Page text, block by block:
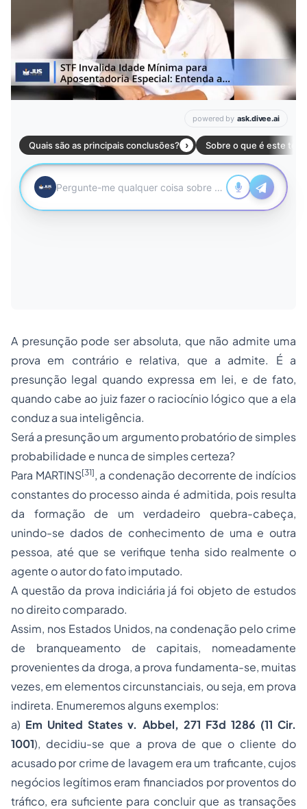
A presunção pode ser absoluta, que não admite uma
prova em contrário e relativa, que a admite. É a
presunção legal quando expressa em lei, e de fato,
quando cabe ao juiz fazer o raciocínio lógico que a ela
conduz a sua inteligência.
Será a presunção um argumento probatório de simples
probabilidade e nunca de simples certeza?
Para MARTINS[31], a condenação decorrente de indícios
constantes do processo ainda é admitida, pois resulta
da formação de um verdadeiro quebra-cabeça,
unindo-se dados de conhecimento de uma e outra
pessoa, até que se verifique tenha sido realmente o
agente o autor do fato imputado.
A questão da prova indiciária já foi objeto de estudos
no direito comparado.
Assim, nos Estados Unidos, na condenação pelo crime
de branqueamento de capitais, nomeadamente
provenientes da droga, a prova fundamenta-se, muitas
vezes, em elementos circunstanciais, ou seja, em prova
indireta. Enumeremos alguns exemplos:
a) Em United States v. Abbel, 271 F3d 1286 (11 Cir.
1001), decidiu-se que a prova de que o cliente do
acusado por crime de lavagem era um traficante, cujos
negócios legítimos eram financiados por proventos do
tráfico, era suficiente para concluir que as transações